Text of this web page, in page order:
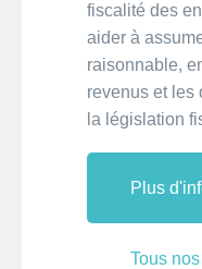
fiscalité des
aider à
raisonnable,
revenus et les
la législation
Plus
Tous